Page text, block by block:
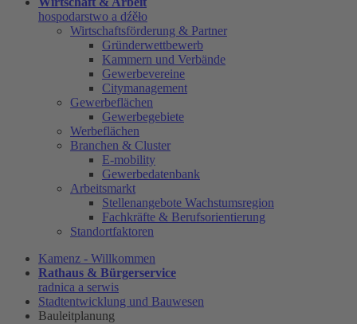
hospodarstwo a dźěło
Wirtschaftsförderung & Partner
Gründerwettbewerb
Kammern und Verbände
Gewerbevereine
Citymanagement
Gewerbeflächen
Gewerbegebiete
Werbeflächen
Branchen & Cluster
E-mobility
Gewerbedatenbank
Arbeitsmarkt
Stellenangebote Wachstumsregion
Fachkräfte & Berufsorientierung
Standortfaktoren
Kamenz - Willkommen
Rathaus & Bürgerservice
radnica a serwis
Stadtentwicklung und Bauwesen
Bauleitplanung